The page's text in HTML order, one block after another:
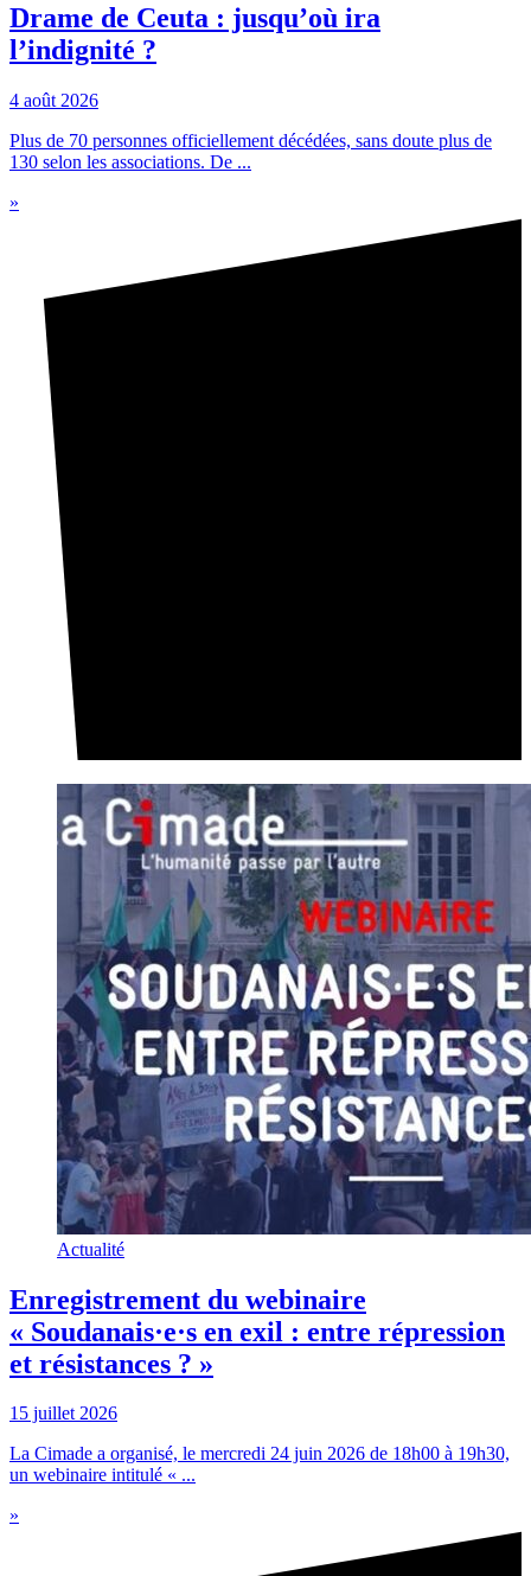
Drame de Ceuta : jusqu’où ira
l’indignité ?
4 août 2026
Plus de 70 personnes officiellement décédées, sans doute plus de
130 selon les associations. De ...
»
Actualité
Enregistrement du webinaire
« Soudanais·e·s en exil : entre répression
et résistances ? »
15 juillet 2026
La Cimade a organisé, le mercredi 24 juin 2026 de 18h00 à 19h30,
un webinaire intitulé « ...
»